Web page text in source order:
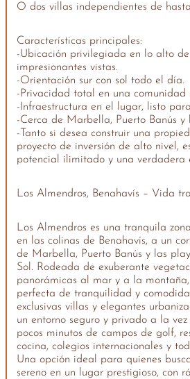
O dos villas independientes de
Características principales:
-Ubicación privilegiada en lo alto
impresionantes vistas.
-Orientación sur con sol todo el día.
-Privacidad total en una comunidad
-Infraestructura en el lugar, listo
-Cerca de Marbella, Puerto Banús y
-Tanto si desea construir una
proyecto de inversión de alto nivel,
potencial ilimitado y una verdadera
Los Almendros, Benahavís – Vida
Los Almendros es una tranquila
en las colinas de Benahavís, a un
de Marbella, Puerto Banús y las
Sol. Rodeada de exuberante
panorámicas al mar y a la
perfecta de tranquilidad y
exclusivas villas y elegantes
un entorno seguro y privado a la
pocos minutos de campos de golf,
cocina, colegios internacionales y
Una opción ideal para quienes
sereno en un lugar prestigioso, con